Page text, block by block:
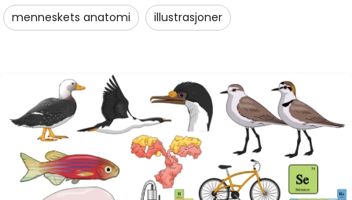
menneskets anatomi illustrasjoner